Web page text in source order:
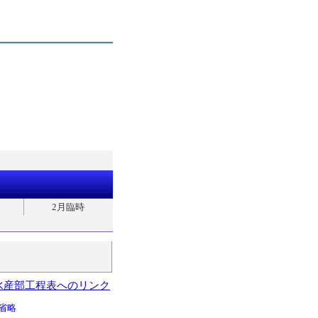
2月臨時
部工程表へのリンク
略